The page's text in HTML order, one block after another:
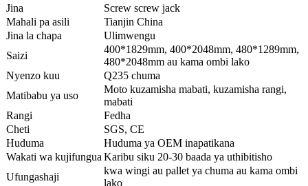
Jina
Screw screw jack
Mahali pa asili
Tianjin China
Jina la chapa
Ulimwengu
Saizi
400*1829mm, 400*2048mm, 480*1289mm,
480*2048mm au kama ombi lako
Nyenzo kuu
Q235 chuma
Matibabu ya uso
Moto kuzamisha mabati, kuzamisha rangi,
mabati
Rangi
Fedha
Cheti
SGS, CE
Huduma
Huduma ya OEM inapatikana
Wakati wa kujifungua Karibu siku 20-30 baada ya uthibitisho
Ufungashaji
kwa wingi au pallet ya chuma au kama ombi
lako